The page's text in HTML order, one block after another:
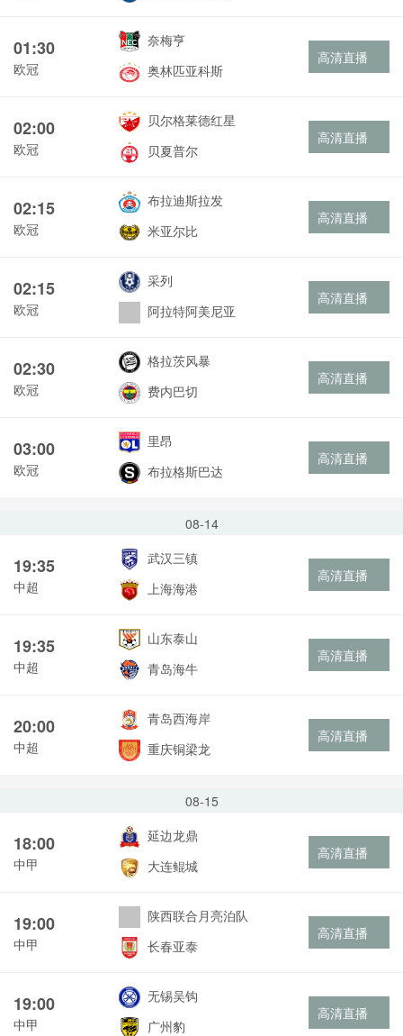
01:30
欧冠
奈梅亨
奥林匹亚科斯
高清直播
02:00
欧冠
贝尔格莱德红星
贝夏普尔
高清直播
02:15
欧冠
布拉迪斯拉发
米亚尔比
高清直播
02:15
欧冠
采列
阿拉特阿美尼亚
高清直播
02:30
欧冠
格拉茨风暴
费内巴切
高清直播
03:00
欧冠
里昂
布拉格斯巴达
高清直播
08-14
19:35
中超
武汉三镇
上海海港
高清直播
19:35
中超
山东泰山
青岛海牛
高清直播
20:00
中超
青岛西海岸
重庆铜梁龙
高清直播
08-15
18:00
中甲
延边龙鼎
大连鲲城
高清直播
19:00
中甲
陕西联合月亮泊队
长春亚泰
高清直播
19:00
中甲
无锡吴钩
广州豹
高清直播